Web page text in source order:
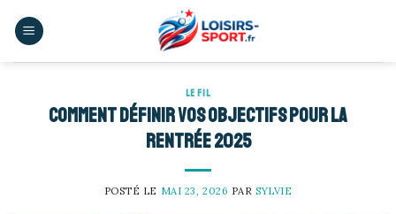
LE FIL
Comment définir vos objectifs pour la
rentrée 2025
POSTÉ LE MAI 23, 2026 PARSYLVIE